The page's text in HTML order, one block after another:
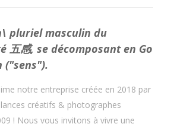
pluriel masculin du
五感, se décomposant en Go
("sens").
notre entreprise créée en 2018 par
créatifs & photographes
! Nous vous invitons à vivre une